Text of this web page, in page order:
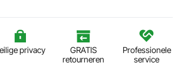
privacy
GRATIS
retourneren
Professionele
service